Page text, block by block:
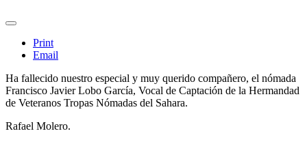
Print
Email
Ha fallecido nuestro especial y muy querido compañero, el nómada
Francisco Javier Lobo García, Vocal de Captación de la Hermandad
de Veteranos Tropas Nómadas del Sahara.
Rafael Molero.